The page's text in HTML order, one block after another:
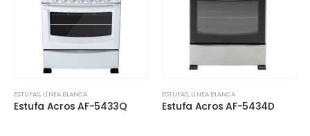
ESTUFAS, LÍNEA BLANCA
Estufa Acros AF-5433Q
ESTUFAS, LÍNEA BLANCA
Estufa Acros AF-5434D